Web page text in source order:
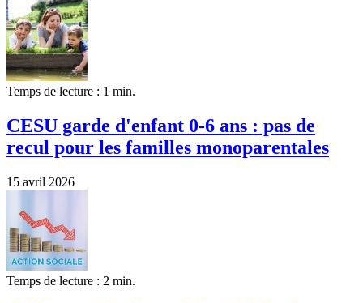
Temps de lecture : 1 min.
CESU garde d'enfant 0-6 ans : pas de
recul pour les familles monoparentales
15 avril 2026
Temps de lecture : 2 min.